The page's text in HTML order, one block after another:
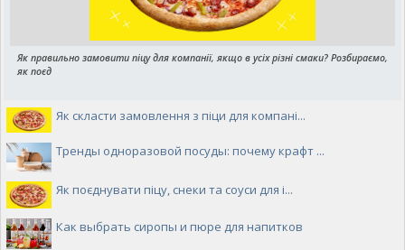
Як правильно замовити піцу для компанії, якщо в усіх різні смаки? Розбираємо,
як поєд
Як скласти замовлення з піци для компані...
Тренды одноразовой посуды: почему крафт ...
Як поєднувати піцу, снеки та соуси для і...
Как выбрать сиропы и пюре для напитков